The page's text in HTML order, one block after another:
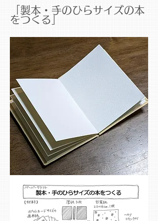
「製本・手のひらサイズの本
をつくる」